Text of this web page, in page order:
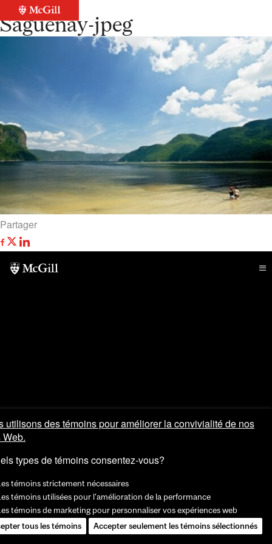
Retour à la liste
Saguenay-jpeg
Partager
utilisons des témoins pour améliorer la convivialité de nos
types de témoins consentez-vous?
témoins strictement nécessaires
témoins utilisées pour l'amélioration de la performance
témoins de marketing pour personnaliser vos expériences web
tous les témoins
Accepter seulement les témoins sélectionnés